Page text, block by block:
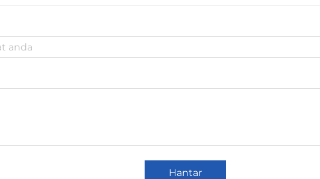
Hantar